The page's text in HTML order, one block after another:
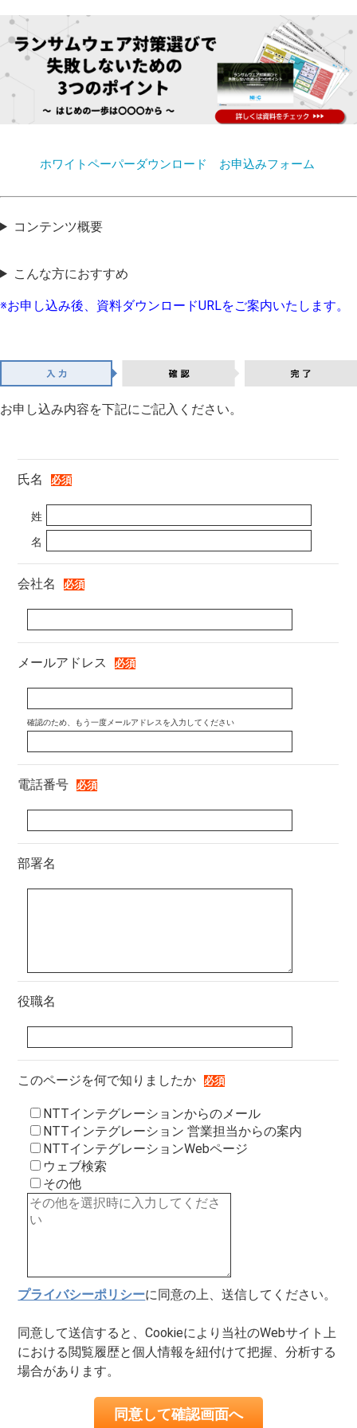
ホワイトペーパーダウンロード お申込みフォーム
コンテンツ概要
こんな方におすすめ
※お申し込み後、資料ダウンロードURLをご案内いたします。
お申し込み内容を下記にご記入ください。
氏名
姓
名
会社名
メールアドレス
電話番号
部署名
役職名
このページを何で知りましたか
NTTインテグレーションからのメール
NTTインテグレーション 営業担当からの案内
NTTインテグレーションWebページ
ウェブ検索
その他
プライバシーポリシーに同意の上、送信してください。
同意して送信すると、Cookieにより当社のWebサイト上
における閲覧履歴と個人情報を紐付けて把握、分析する
場合があります。